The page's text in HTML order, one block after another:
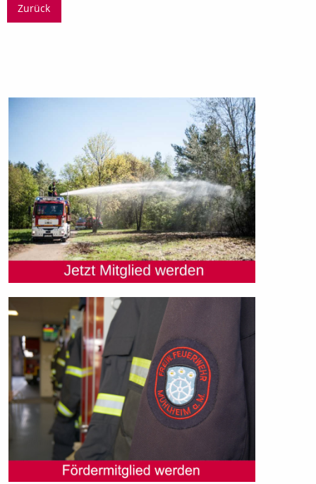
Zurück